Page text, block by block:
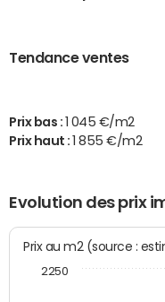
Tendance ventes
Prix bas :
1 045 €/m2
Prix haut :
1 855 €/m2
Evolution des prix
Prix au m2
2250